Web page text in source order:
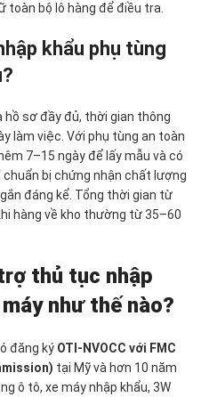
toàn bộ lô hàng để điều tra.
khẩu phụ tùng
sơ đầy đủ, thời gian thông
làm việc. Với phụ tùng an toàn
7–15 ngày để lấy mẫu và có
chuẩn bị chứng nhận chất lượng
đáng kể. Tổng thời gian từ
hàng về kho thường từ 35–60
thủ tục nhập
như thế nào?
đăng ký OTI-NVOCC với FMC
tại Mỹ và hơn 10 năm
ô tô, xe máy nhập khẩu, 3W